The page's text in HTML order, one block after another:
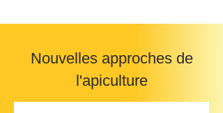
Nouvelles approches de
l'apiculture